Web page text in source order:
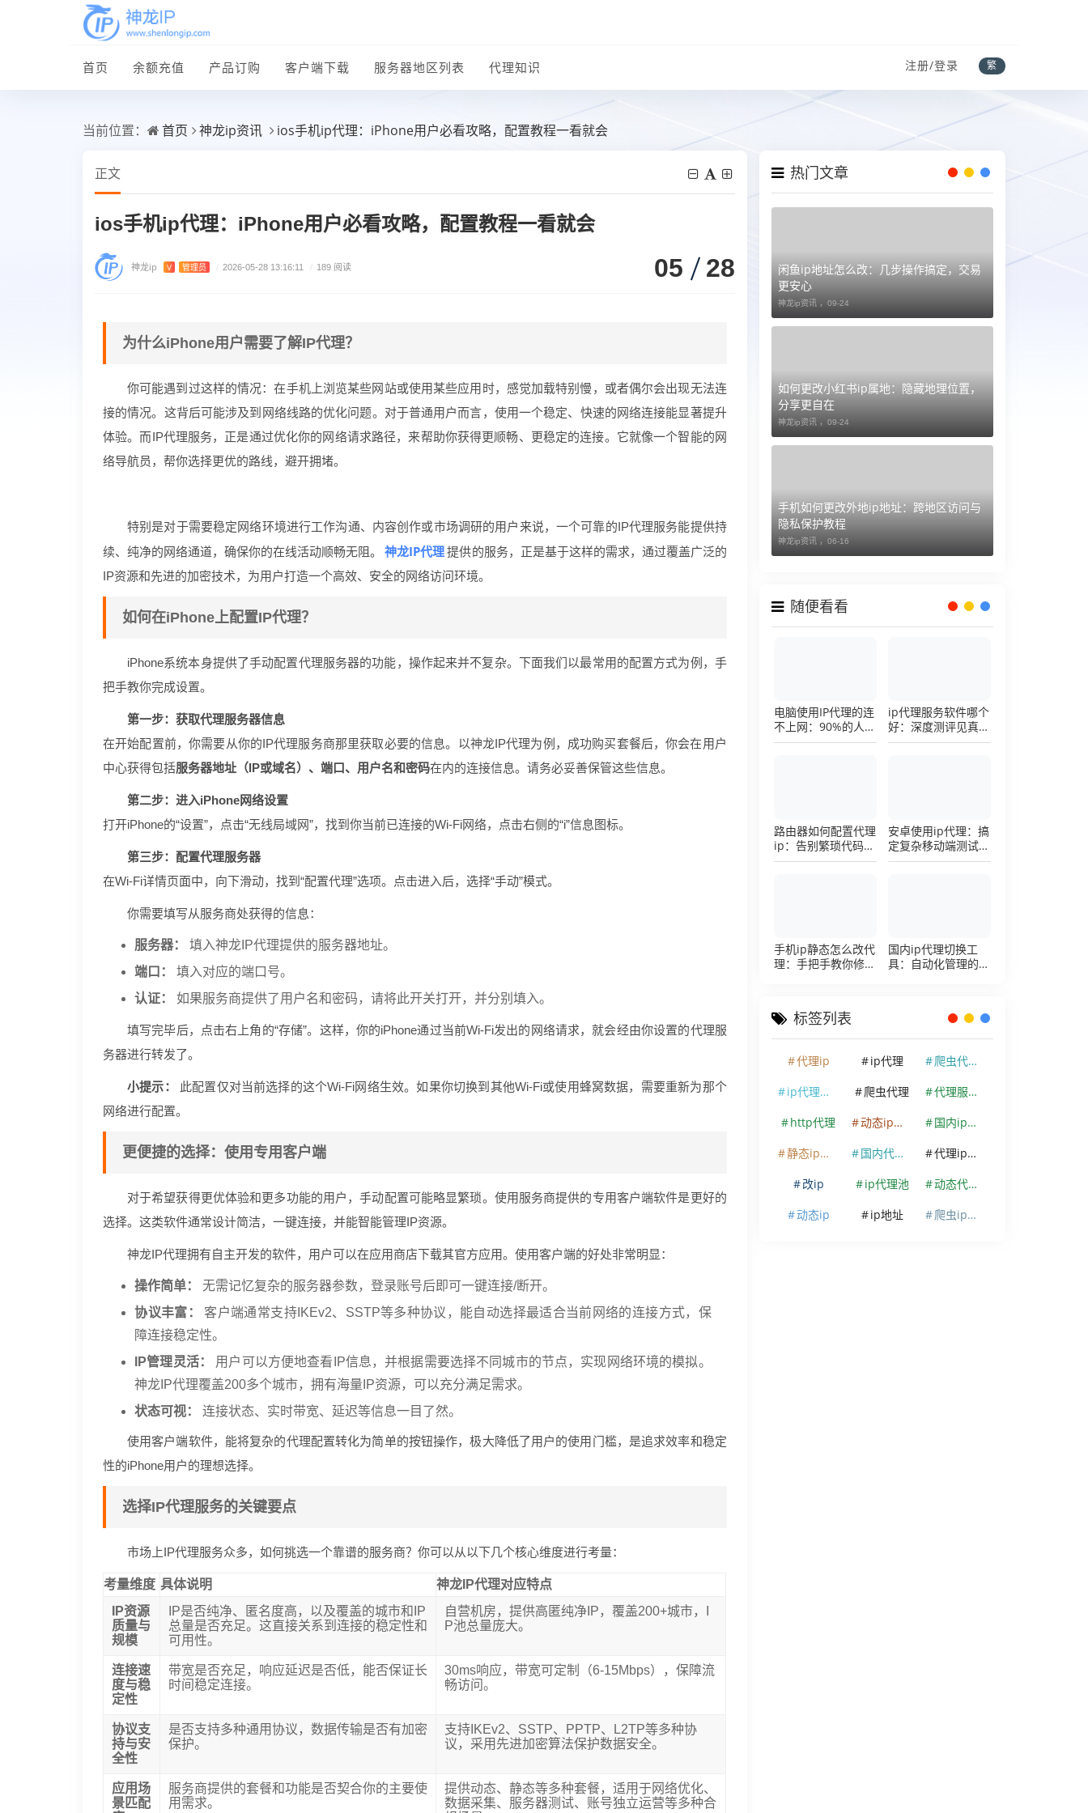
首页 余额充值 产品订购 客户端下载 服务器地区列表 代理知识 注册/登录 繁
当前位置： 首页 神龙ip资讯 ios手机ip代理：iPhone用户必看攻略，配置教程一看就会
正文
ios手机ip代理：iPhone用户必看攻略，配置教程一看就会
神龙ip V 管理员 / 2026-05-28 13:16:11 / 189 阅读 05 28
为什么iPhone用户需要了解IP代理？
你可能遇到过这样的情况：在手机上浏览某些网站或使用某些应用时，感觉加载特别慢，或者偶尔会出现无法连
接的情况。这背后可能涉及到网络线路的优化问题。对于普通用户而言，使用一个稳定、快速的网络连接能显著提升
体验。而IP代理服务，正是通过优化你的网络请求路径，来帮助你获得更顺畅、更稳定的连接。它就像一个智能的网
络导航员，帮你选择更优的路线，避开拥堵。
特别是对于需要稳定网络环境进行工作沟通、内容创作或市场调研的用户来说，一个可靠的IP代理服务能提供持
续、纯净的网络通道，确保你的在线活动顺畅无阻。
神龙IP代理 提供的服务，正是基于这样的需求，通过覆盖广泛的
IP资源和先进的加密技术，为用户打造一个高效、安全的网络访问环境。
如何在iPhone上配置IP代理？
iPhone系统本身提供了手动配置代理服务器的功能，操作起来并不复杂。下面我们以最常用的配置方式为例，手
把手教你完成设置。
第一步：获取代理服务器信息
在开始配置前，你需要从你的IP代理服务商那里获取必要的信息。以神龙IP代理为例，成功购买套餐后，你会在用户
中心获得包括服务器地址（IP或域名）、端口、用户名和密码在内的连接信息。请务必妥善保管这些信息。
第二步：进入iPhone网络设置
打开iPhone的“设置”，点击“无线局域网”，找到你当前已连接的Wi-Fi网络，点击右侧的“i”信息图标。
第三步：配置代理服务器
在Wi-Fi详情页面中，向下滑动，找到“配置代理”选项。点击进入后，选择“手动”模式。
你需要填写从服务商处获得的信息：
服务器：
填入神龙IP代理提供的服务器地址。
端口：
填入对应的端口号。
认证：
如果服务商提供了用户名和密码，请将此开关打开，并分别填入。
填写完毕后，点击右上角的“存储”。这样，你的iPhone通过当前Wi-Fi发出的网络请求，就会经由你设置的代理服
务器进行转发了。
小提示：
此配置仅对当前选择的这个Wi-Fi网络生效。如果你切换到其他Wi-Fi或使用蜂窝数据，需要重新为那个
网络进行配置。
更便捷的选择：使用专用客户端
对于希望获得更优体验和更多功能的用户，手动配置可能略显繁琐。使用服务商提供的专用客户端软件是更好的
选择。这类软件通常设计简洁，一键连接，并能智能管理IP资源。
神龙IP代理拥有自主开发的软件，用户可以在应用商店下载其官方应用。使用客户端的好处非常明显：
操作简单：
无需记忆复杂的服务器参数，登录账号后即可一键连接/断开。
协议丰富：
客户端通常支持IKEv2、SSTP等多种协议，能自动选择最适合当前网络的连接方式，保
障连接稳定性。
IP管理灵活：
用户可以方便地查看IP信息，并根据需要选择不同城市的节点，实现网络环境的模拟。
神龙IP代理覆盖200多个城市，拥有海量IP资源，可以充分满足需求。
状态可视：
连接状态、实时带宽、延迟等信息一目了然。
使用客户端软件，能将复杂的代理配置转化为简单的按钮操作，极大降低了用户的使用门槛，是追求效率和稳定
性的iPhone用户的理想选择。
选择IP代理服务的关键要点
市场上IP代理服务众多，如何挑选一个靠谱的服务商？你可以从以下几个核心维度进行考量：
考量维度 具体说明
神龙IP代理对应特点
IP资源
质量与
规模
IP是否纯净、匿名度高，以及覆盖的城市和IP
总量是否充足。这直接关系到连接的稳定性和
可用性。
自营机房，提供高匿纯净IP，覆盖200+城市，I
P池总量庞大。
连接速
度与稳
定性
带宽是否充足，响应延迟是否低，能否保证长
时间稳定连接。
30ms响应，带宽可定制（6-15Mbps），保障流
畅访问。
协议支
持与安
全性
是否支持多种通用协议，数据传输是否有加密
保护。
支持IKEv2、SSTP、PPTP、L2TP等多种协
议，采用先进加密算法保护数据安全。
应用场
景匹配
服务商提供的套餐和功能是否契合你的主要使
用需求。
提供动态、静态等多种套餐，适用于网络优化、
数据采集、服务器测试、账号独立运营等多种合
热门文章
闲鱼ip地址怎么改：几步操作搞定，交易
更安心
神龙ip资讯 ， 09-24
如何更改小红书ip属地：隐藏地理位置，
分享更自在
神龙ip资讯 ， 09-24
手机如何更改外地ip地址：跨地区访问与
隐私保护教程
神龙ip资讯 ， 06-16
随便看看
电脑使用IP代理的连
不上网：90%的人踩
过这个坑，一招修复
ip代理服务软件哪个
好：深度测评见真
章，帮你把钱花在刀
路由器如何配置代理
ip：告别繁琐代码，
详解底层配置逻辑
安卓使用ip代理：搞
定复杂移动端测试环
境的超详细配置手册
手机ip静态怎么改代
理：手把手教你修改
国内ip代理切换工
具：自动化管理的效
标签列表
代理ip ip代理
爬虫代理ip
ip代理软件
爬虫代理
代理服务器
http代理
动态ip代理
国内ip代理
静态ip代理
国内代理ip
代理ip软件
改ip
ip代理池
动态代理ip
动态ip
ip地址 爬虫ip代理